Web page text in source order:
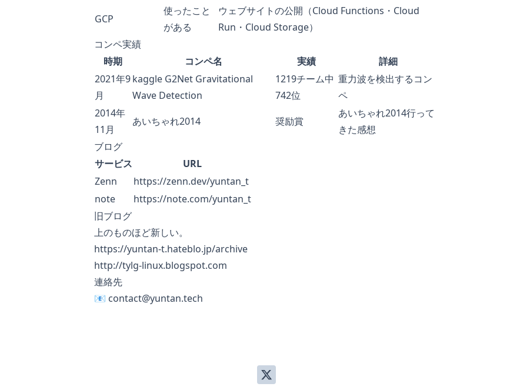
GCP
使ったこと
がある
ウェブサイトの公開（Cloud Functions・Cloud
Run・Cloud Storage）
コンペ実績
時期
コンペ名 実績
詳細
2021年9
月
kaggle G2Net Gravitational
Wave Detection
1219チーム中
742位
重力波を検出するコン
ペ
2014年
11月
あいちゃれ2014 奨励賞
あいちゃれ2014行って
きた感想
ブログ
サービス
URL
Zenn
https://zenn.dev/yuntan_t
note
https://note.com/yuntan_t
旧ブログ
上のものほど新しい。
https://yuntan-t.hateblo.jp/archive
http://tylg-linux.blogspot.com
連絡先
📧 contact@yuntan.tech